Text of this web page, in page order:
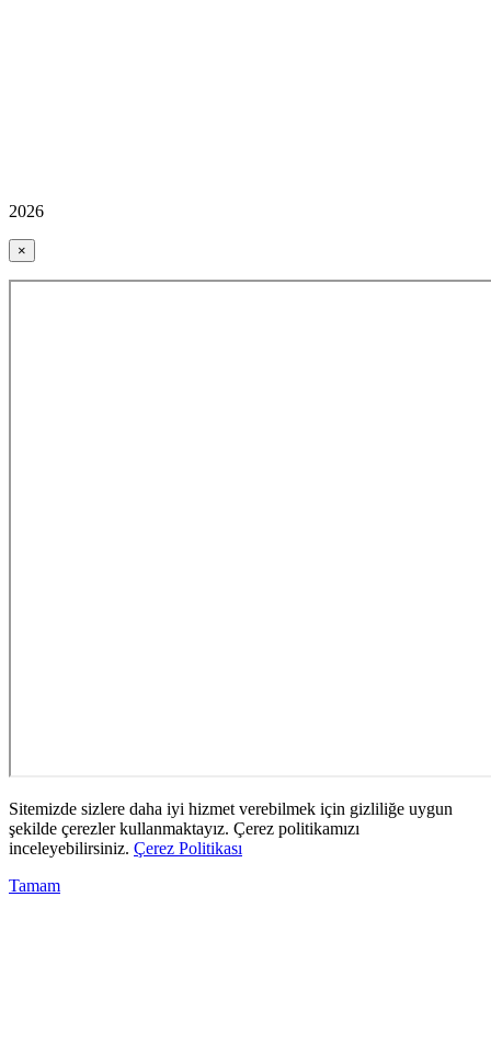
2026
×
Sitemizde sizlere daha iyi hizmet verebilmek için gizliliğe uygun
şekilde çerezler kullanmaktayız. Çerez politikamızı
inceleyebilirsiniz. Çerez Politikası
Tamam